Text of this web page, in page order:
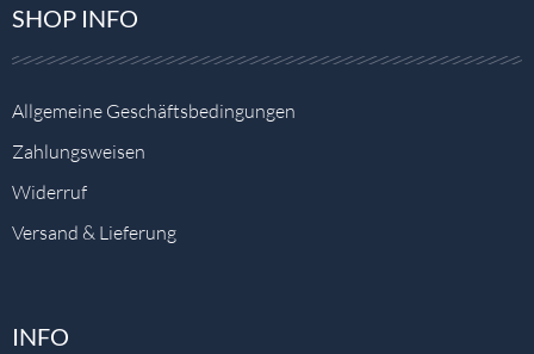
SHOP INFO
Allgemeine Geschäftsbedingungen
Zahlungsweisen
Widerruf
Versand & Lieferung
INFO